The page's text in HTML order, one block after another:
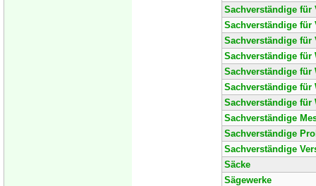
Sachverständige für
Sachverständige für
Sachverständige für
Sachverständige für
Sachverständige für
Sachverständige für
Sachverständige für
Sachverständige
Sachverständige
Sachverständige
Säcke
Sägewerke